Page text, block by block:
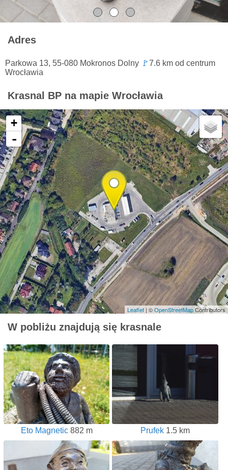
Adres
Parkowa 13, 55-080 Mokronos Dolny 🚩7.6 km od centrum
Wrocławia
Krasnal BP na mapie Wrocławia
+
-
Leaflet | ©OpenStreetMapContributors
W pobliżu znajdują się krasnale
Eto Magnetic882 m Prufek1.5 km